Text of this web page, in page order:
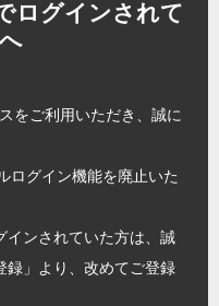
ログインされて
をご利用いただき、誠に
ログイン機能を廃止いた
インされていた方は、誠
録」より、改めてご登録